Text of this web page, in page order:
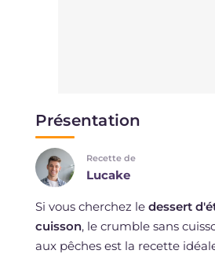
Présentation
Recette de
Lucake
Si vous cherchez le dessert
cuisson, le crumble sans
aux pêches est la recette